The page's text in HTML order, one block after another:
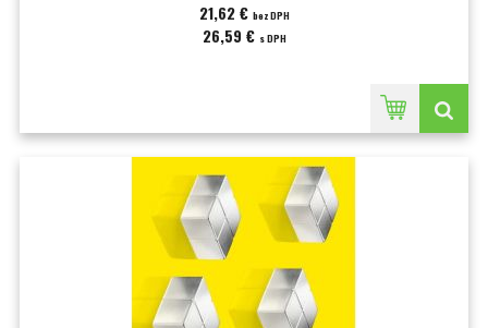
21,62 € bez DPH
26,59 € s DPH